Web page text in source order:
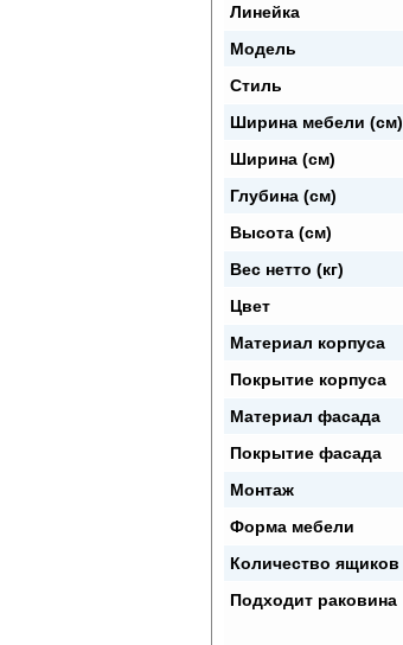
Линейка
Модель
Стиль
Ширина мебели (см)
Ширина (см)
Глубина (см)
Высота (см)
Вес нетто (кг)
Цвет
Материал корпуса
Покрытие корпуса
Материал фасада
Покрытие фасада
Монтаж
Форма мебели
Количество ящиков
Подходит раковина